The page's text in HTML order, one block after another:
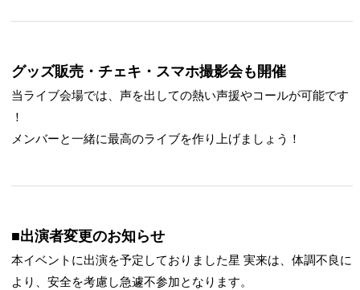
グッズ販売・チェキ・スマホ撮影会も開催
当ライブ会場では、声を出しての熱い声援やコールが可能です
！
メンバーと一緒に最高のライブを作り上げましょう！
■出演者変更のお知らせ
本イベントに出演を予定しておりました星 実来は、体調不良に
より、安全を考慮し急遽不参加となります。